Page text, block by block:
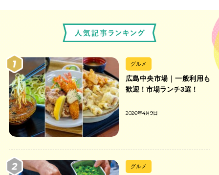
グルメ
広島中央市場｜一般利用も
歓迎！市場ランチ3選！
2026年4月9日
グルメ